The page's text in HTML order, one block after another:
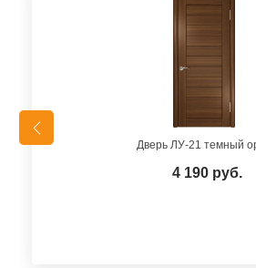
Дверь ЛУ-21 темный
4 190 руб.